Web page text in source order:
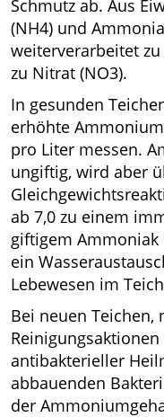
Schmutz ab. Aus
(NH4) und
weiterverarbeitet
zu Nitrat (NO3).
In gesunden
erhöhte
pro Liter messen.
ungiftig, wird aber
ab 7,0 zu einem
giftigem
ein
Lebewesen im
Bei neuen Teichen,
antibakterieller
abbauenden
der